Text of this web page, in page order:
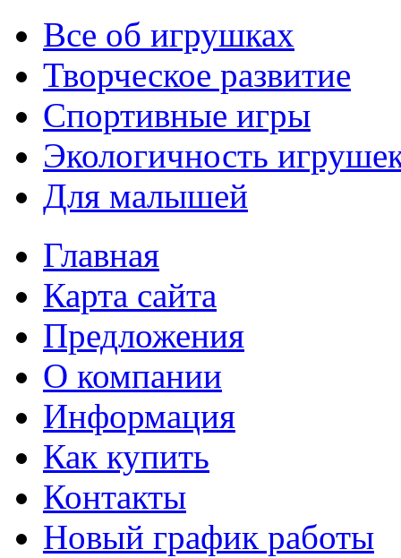
Все об игрушках
Творческое развитие
Спортивные игры
Экологичность
Для малышей
Главная
Карта сайта
Предложения
О компании
Информация
Как купить
Контакты
Новый график работы